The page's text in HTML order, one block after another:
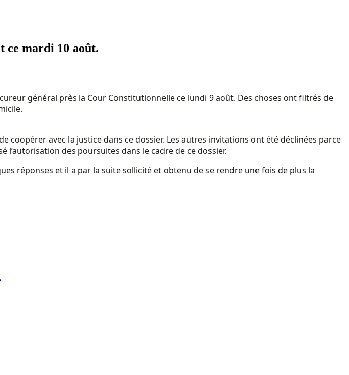
ce mardi 10 août.
général près la Cour Constitutionnelle ce lundi 9 août. Des choses ont filtrés de
coopérer avec la justice dans ce dossier. Les autres invitations ont été déclinées parce
l’autorisation des poursuites dans le cadre de ce dossier.
réponses et il a par la suite sollicité et obtenu de se rendre une fois de plus la